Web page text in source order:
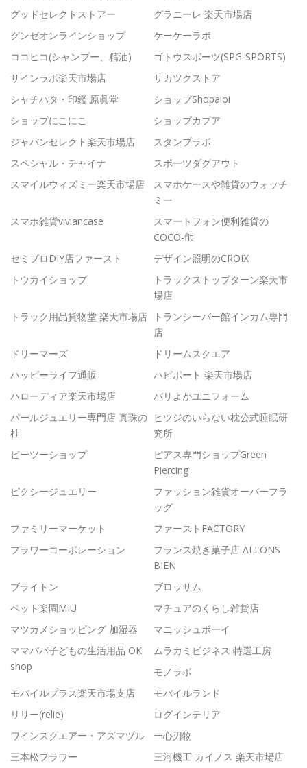
グッドセレクトストアー
グラニーレ 楽天市場店
グンゼオンラインショップ
ケーケーラボ
ココヒコ(シャンプー、精油)
ゴトウスポーツ(SPG-SPORTS)
サインラボ楽天市場店
サカツクストア
シャチハタ・印鑑 原眞堂
ショップShopaloi
ショップにこにこ
ショップカプア
ジャパンセレクト楽天市場店
スタンプラボ
スペシャル・チャイナ
スポーツダグアウト
スマイルウィズミー楽天市場店
スマホケースや雑貨のウォッチ
ミー
スマホ雑貨viviancase
スマートフォン便利雑貨の
COCO-fit
セミプロDIY店ファースト
デザイン照明のCROIX
トウカイショップ
トラックストップターン楽天市
場店
トラック用品貨物堂 楽天市場店
トランシーバー館インカム専門
店
ドリーマーズ
ドリームスクエア
ハッピーライフ通販
ハピポート 楽天市場店
ハローディア楽天市場店
バリよかユニフォーム
パールジュエリー専門店 真珠の
杜
ヒツジのいらない枕公式睡眠研
究所
ビーツーショップ
ピアス専門ショップGreen
Piercing
ピクシージュエリー
ファッション雑貨オーバーフラ
ッグ
ファミリーマーケット
ファーストFACTORY
フラワーコーポレーション
フランス焼き菓子店 ALLONS
BIEN
ブライトン
ブロッサム
ペット楽園MIU
マチュアのくらし雑貨店
マツカメショッピング 加湿器
マニッシュボーイ
ママパパ子どもの生活用品 OK
shop
ムラカミビジネス 特選工房
モノラボ
モバイルプラス楽天市場支店
モバイルランド
リリー(relie)
ログインテリア
ワインスクエアー・アズマヅル
一心刃物
三本松フラワー
三河機工 カイノス 楽天市場店